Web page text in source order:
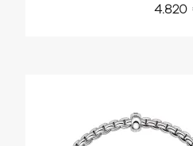
4.820